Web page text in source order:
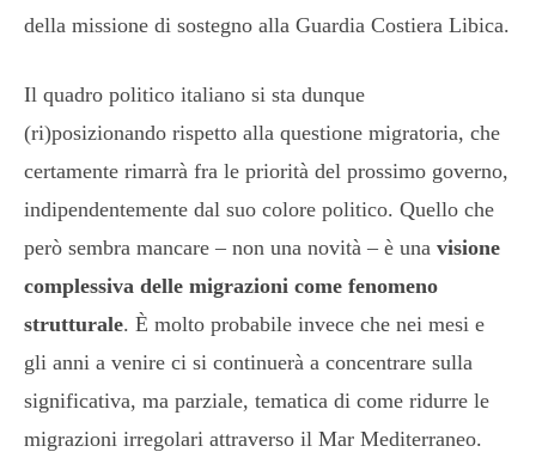
della missione di sostegno alla Guardia Costiera Libica.
Il quadro politico italiano si sta dunque
(ri)posizionando rispetto alla questione migratoria, che
certamente rimarrà fra le priorità del prossimo governo,
indipendentemente dal suo colore politico. Quello che
però sembra mancare – non una novità – è una visione
complessiva delle migrazioni come fenomeno
strutturale. È molto probabile invece che nei mesi e
gli anni a venire ci si continuerà a concentrare sulla
significativa, ma parziale, tematica di come ridurre le
migrazioni irregolari attraverso il Mar Mediterraneo.